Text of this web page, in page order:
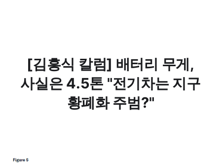
[김흥식 칼럼] 배터리 무게,
사실은 4.5톤 "전기차는 지구
황폐화 주범?"